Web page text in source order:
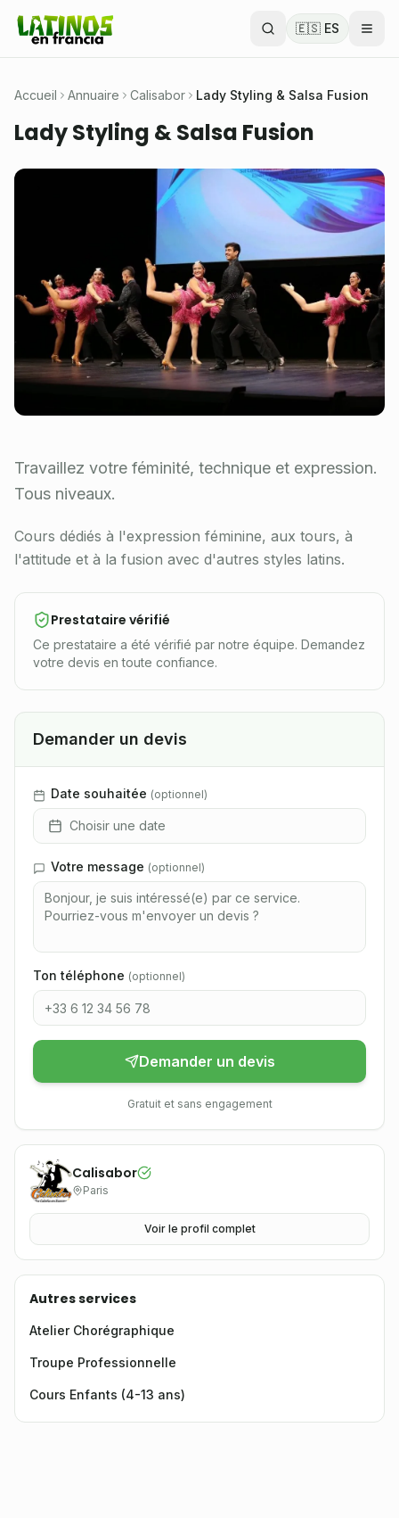
🇪🇸 ES
Accueil Annuaire Calisabor Lady Styling & Salsa Fusion
Lady Styling & Salsa Fusion
Travaillez votre féminité, technique et expression.
Tous niveaux.
Cours dédiés à l'expression féminine, aux tours, à
l'attitude et à la fusion avec d'autres styles latins.
Prestataire vérifié
Ce prestataire a été vérifié par notre équipe. Demandez
votre devis en toute confiance.
Demander un devis
Date souhaitée (optionnel)
Choisir une date
Votre message (optionnel)
Ton téléphone (optionnel)
Demander un devis
Gratuit et sans engagement
Calisabor
Paris
Voir le profil complet
Autres services
Atelier Chorégraphique
Troupe Professionnelle
Cours Enfants (4-13 ans)